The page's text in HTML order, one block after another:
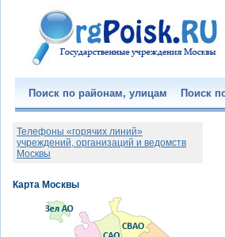
Поиск по районам, улицам Поиск
Телефоны «горячих линий»
учреждений, организаций и ведомств
Москвы